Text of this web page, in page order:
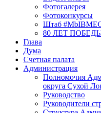
Фотогалерея
Фотоконкурсы
Штаб
80 ЛЕТ
Глава
Дума
Счетная палата
Администрация
Полномочия
округа Сухой
Руководство
Руководители